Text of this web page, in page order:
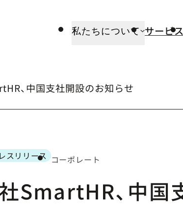
私たちについて サービス
、中国支社開設のお知らせ
ゴリー
スリリース コーポレート
SmartHR、中国